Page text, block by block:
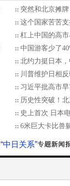
突然和北京摊
这个国家苦苦
杠上中国的高
中国游客少了
北约力挺日本
川普维护日相
习近平批高市
历史性突破！
史上首次 日本
6米巨大卡比兽
“中日关系”